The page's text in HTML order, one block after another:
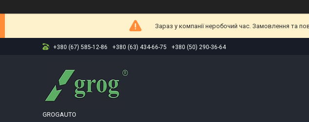
Зараз у компанії неробочий час. Замовлення та
+380 (67) 585-12-86 +380 (63) 434-66-75 +380 (50) 290-36-64
GROGAUTO